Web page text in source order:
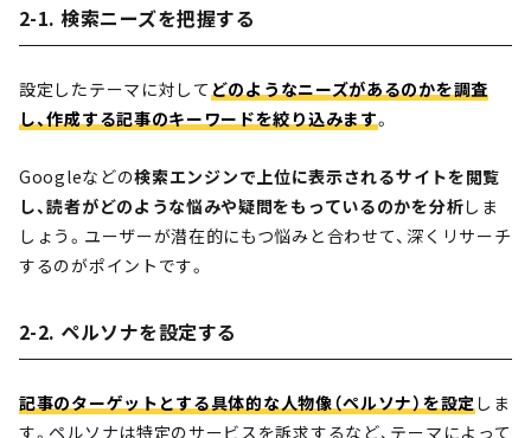
2-1. 検索ニーズを把握する
設定したテーマに対してどのようなニーズがあるのかを調査
し、作成する記事のキーワードを絞り込みます。
Googleなどの検索エンジンで上位に表示されるサイトを閲覧
し、読者がどのような悩みや疑問をもっているのかを分析しま
しょう。ユーザーが潜在的にもつ悩みと合わせて、深くリサーチ
するのがポイントです。
2-2. ペルソナを設定する
記事のターゲットとする具体的な人物像（ペルソナ）を設定しま
す。ペルソナは特定のサービスを訴求するなど、テーマによって